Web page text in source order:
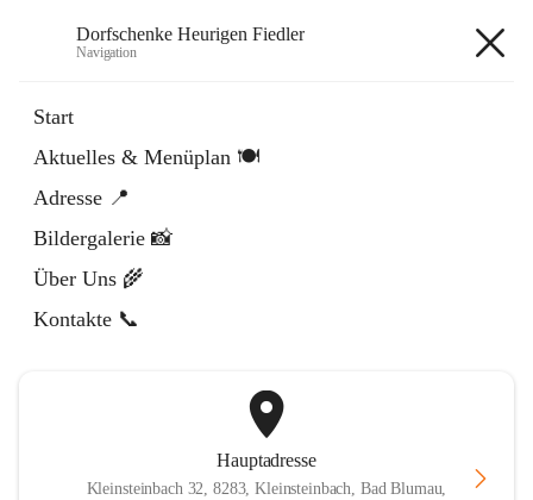
Dorfschenke Heurigen Fiedler
Navigation
Start
Aktuelles & Menüplan 🍽️
Adresse 📍
Bildergalerie 📸
Über Uns 🌾
Kontakte 📞
Externe Webseite
in
Tab
Instagram
Externe Webseite
öffnet
in
neuem
Tab
Hauptadresse
Kleinsteinbach 32, 8283, Kleinsteinbach, Bad Blumau,